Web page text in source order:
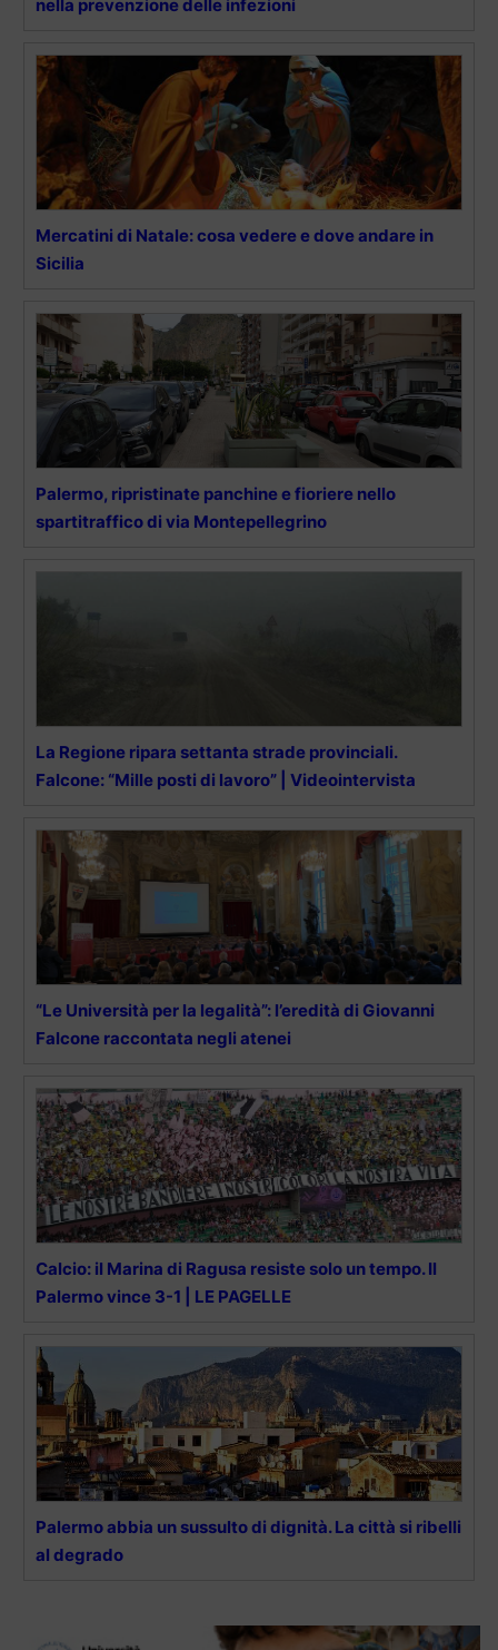
nella prevenzione delle infezioni
Mercatini di Natale: cosa vedere e dove andare in
Sicilia
Palermo, ripristinate panchine e fioriere nello
spartitraffico di via Montepellegrino
La Regione ripara settanta strade provinciali.
Falcone: “Mille posti di lavoro” | Videointervista
“Le Università per la legalità”: l’eredità di Giovanni
Falcone raccontata negli atenei
Calcio: il Marina di Ragusa resiste solo un tempo. Il
Palermo vince 3-1 | LE PAGELLE
Palermo abbia un sussulto di dignità. La città si ribelli
al degrado